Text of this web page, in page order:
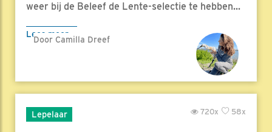
weer bij de Beleef de Lente-selectie te hebben...
Lees meer
Door Camilla Dreef
Lepelaar 58x
720x